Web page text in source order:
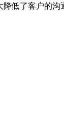
低了客户的沟